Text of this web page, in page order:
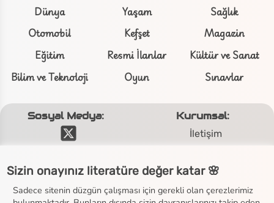
Sizin onayınız literatüre değer katar 🌸
Sadece sitenin düzgün çalışması için gerekli olan çerezlerimiz
Dünya
Yaşam
Sağlık
Otomobil
Kefşet
Magazin
Eğitim
Resmi İlanlar
Kültür ve Sanat
Bilim ve Teknoloji
Oyun Sınavlar
Sosyal Medya: Kurumsal:
İletişim
Çerezler Politikası
Gizlilik Politikası